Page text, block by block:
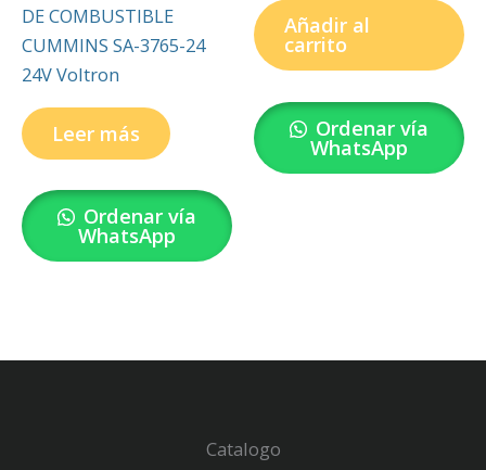
DE COMBUSTIBLE
CUMMINS SA-3765-24
24V Voltron
Leer más
Ordenar vía
WhatsApp
Añadir al
carrito
Ordenar vía
WhatsApp
Catalogo